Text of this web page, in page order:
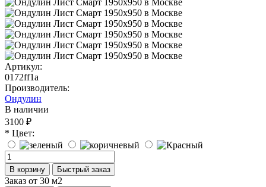
Артикул:
0172ff1a
Производитель:
Ондулин
В наличии
3100 ₽
* Цвет:
В корзину Быстрый заказ
Заказ от 30 м2